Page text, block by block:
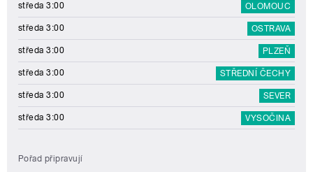
středa 3:00 OLOMOUC
středa 3:00 OSTRAVA
středa 3:00 PLZEŇ
středa 3:00 STŘEDNÍ ČECHY
středa 3:00 SEVER
středa 3:00 VYSOČINA
Pořad připravují